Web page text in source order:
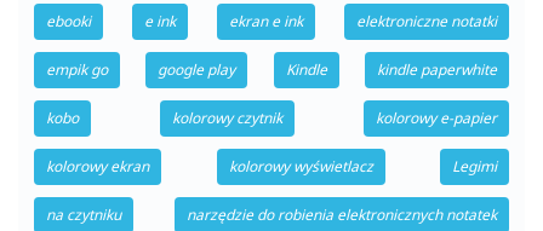
ebooki e ink ekran e ink elektroniczne notatki
empik go google play Kindle kindle paperwhite
kobo kolorowy czytnik kolorowy e-papier
kolorowy ekran kolorowy wyświetlacz Legimi
na czytniku narzędzie do robienia elektronicznych notatek